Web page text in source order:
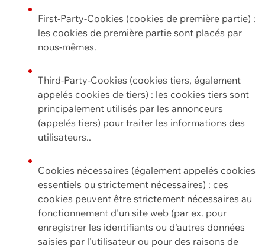
First-Party-Cookies (cookies de première partie) :
les cookies de première partie sont placés par
nous-mêmes.
Third-Party-Cookies (cookies tiers, également
appelés cookies de tiers) : les cookies tiers sont
principalement utilisés par les annonceurs
(appelés tiers) pour traiter les informations des
utilisateurs..
Cookies nécessaires (également appelés cookies
essentiels ou strictement nécessaires) : ces
cookies peuvent être strictement nécessaires au
fonctionnement d'un site web (par ex. pour
enregistrer les identifiants ou d'autres données
saisies par l'utilisateur ou pour des raisons de